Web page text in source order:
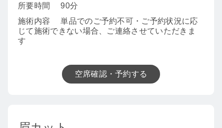
所要時間
90分
施術内容
単品でのご予約不可・ご予約状況に応
じて施術できない場合、ご連絡させていただきま
す
空席確認・予約する